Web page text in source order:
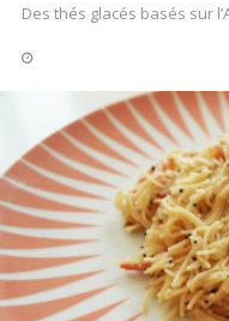
Des thés glacés basés sur